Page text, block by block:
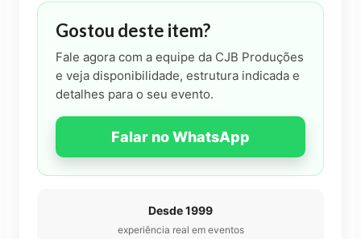
Gostou deste item?
Fale agora com a equipe da CJB Produções
e veja disponibilidade, estrutura indicada e
detalhes para o seu evento.
Falar no WhatsApp
Desde 1999
experiência real em eventos